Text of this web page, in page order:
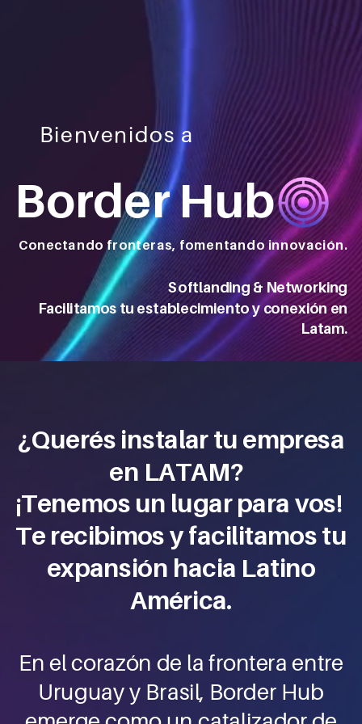
Border Hub
Conectando fronteras, fomentando innovación.
Bienvenidos a
Softlanding & Networking
Facilitamos tu establecimiento y conexión en
Latam.
¿Querés instalar tu empresa
en LATAM?
¡Tenemos un lugar para vos!
Te recibimos y facilitamos tu
expansión hacia Latino
América.
En el corazón de la frontera entre
Uruguay y Brasil, Border Hub